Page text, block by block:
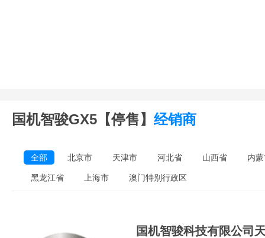
国机智骏GX5【停售】 经销商
全部 北京市 天津市 河北省 山西省 内
黑龙江省 上海市 澳门特别行政区
国机智骏科技有限公司